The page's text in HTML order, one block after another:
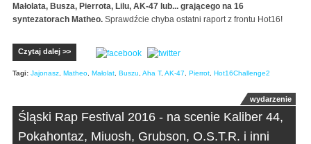
Małolata, Busza, Pierrota, Lilu, AK-47 lub... grającego na 16
syntezatorach Matheo. Sprawdźcie chyba ostatni raport z frontu Hot16!
Czytaj dalej >>
Tagi: Jajonasz Matheo Małolat Buszu Aha T, AK-47 Pierrot Hot16Challenge2
wydarzenie
Śląski Rap Festival 2016 - na scenie Kaliber 44,
Pokahontaz, Miuosh, Grubson, O.S.T.R. i inni